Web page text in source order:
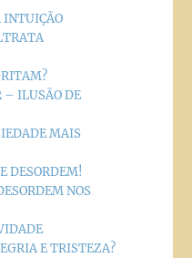
INTUIÇÃO
– ILUSÃO DE
MAIS
DESORDEM!
NOS
E TRISTEZA?